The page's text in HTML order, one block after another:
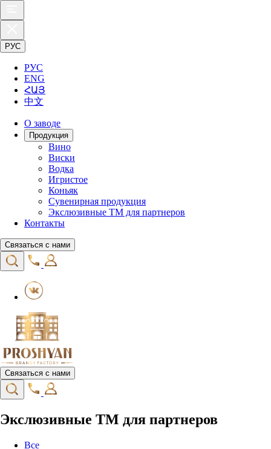
РУС
РУС
ENG
ՀԱՅ
中文
О заводе
Продукция
Вино
Виски
Водка
Игристое
Коньяк
Сувенирная продукция
Экслюзивные ТМ для партнеров
Контакты
Связаться с нами
Связаться с нами
Экслюзивные ТМ для партнеров
Все